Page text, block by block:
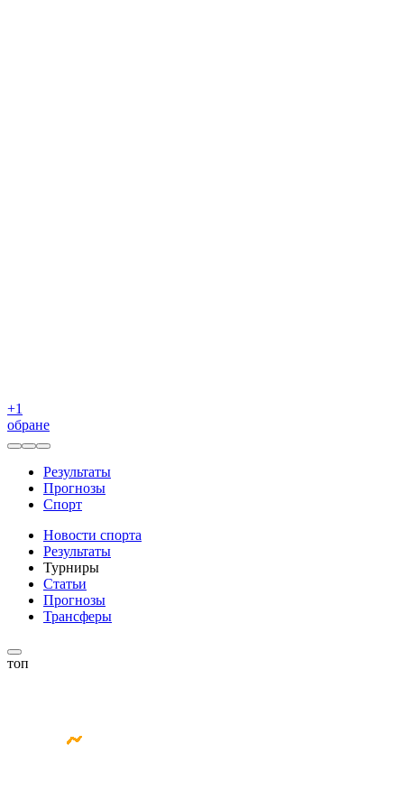
+1
обране
Результаты
Прогнозы
Спорт
Новости спорта
Результаты
Турниры
Статьи
Прогнозы
Трансферы
топ